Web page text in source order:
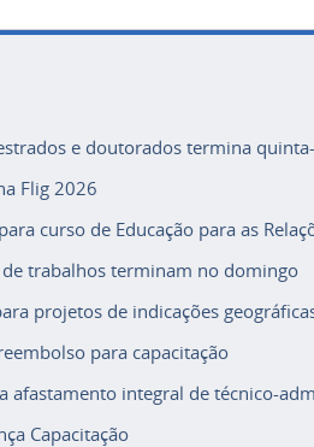
e doutorados termina
Flig 2026
curso de Educação para as
trabalhos terminam no domingo
projetos de indicações
para capacitação
integral de técnico-
Capacitação